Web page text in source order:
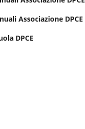
Associazione DPCE
DPCE